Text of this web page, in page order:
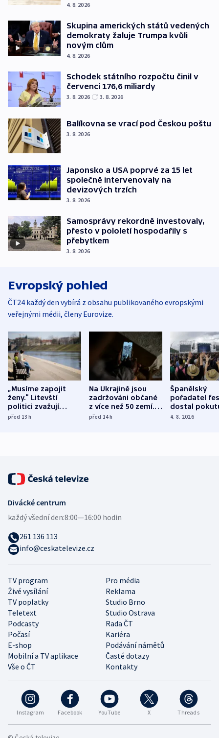
4. 8. 2026
Skupina amerických států vedených
demokraty žaluje Trumpa kvůli
novým clům
4. 8. 2026
Schodek státního rozpočtu činil v
červenci 176,6 miliardy
3. 8. 2026 3. 8. 2026
Balíkovna se vrací pod Českou poštu
3. 8. 2026
Japonsko a USA poprvé za 15 let
společně intervenovaly na
devizových trzích
3. 8. 2026
Samosprávy rekordně investovaly,
přesto v pololetí hospodařily s
přebytkem
3. 8. 2026
Evropský pohled
ČT24 každý den vybírá z obsahu publikovaného evropskými
veřejnými médii, členy Eurovize.
„Musíme zapojit
ženy.“ Litevští
politici zvažují
dohodu o
před 13h
Na Ukrajině jsou
zadržováni občané
z více než 50 zemí.
Bojovali na straně
před 14h
Španělský
pořadatel
dostal
nekalé
4. 8. 2026
Instagram Facebook YouTube X Threads
TV program
Pro média
Živé vysílání
Reklama
TV poplatky
Studio Brno
Teletext
Studio Ostrava
Podcasty
Rada ČT
Počasí
Kariéra
E-shop
Podávání námětů
Mobilní a TV aplikace
Časté dotazy
Vše o ČT
Kontakty
Divácké centrum
každý všední den:8:00—16:00 hodin
261 136 113
info@ceskatelevize.cz